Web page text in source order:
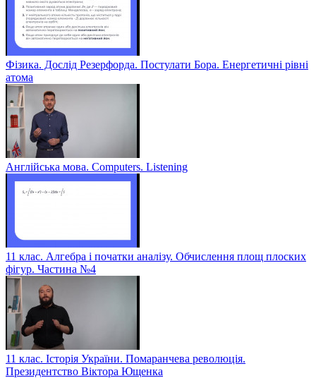
Фізика. Дослід Резерфорда. Постулати Бора. Енергетичні рівні
атома
Англійська мова. Computers. Listening
11 клас. Алгебра і початки аналізу. Обчислення площ плоских
фігур. Частина №4
11 клас. Історія України. Помаранчева революція.
Президентство Віктора Ющенка